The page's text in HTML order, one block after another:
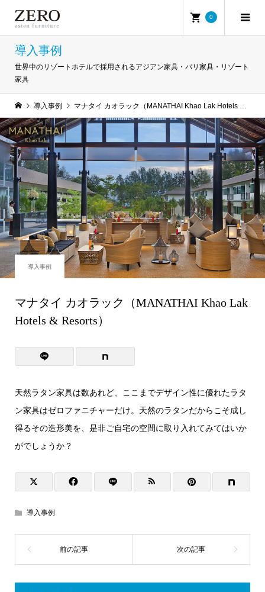
0
導入事例
世界中のリゾートホテルで採用されるアジアン家具・バリ家具・リゾート
家具
導入事例 マナタイ カオラック（MANATHAI Khao Lak Hotels & Resorts）
導入事例
マナタイ カオラック（MANATHAI Khao Lak
Hotels & Resorts）
天然ラタン家具は数あれど、ここまでデザイン性に優れたラタ
ン家具はゼロファニチャーだけ。天然のラタンだからこそ成し
得るその造形美を、是非ご自宅の空間に取り入れてみてはいか
がでしょうか？
導入事例